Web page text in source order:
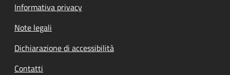
Informativa privacy
Note legali
Dichiarazione di accessibilità
Contatti